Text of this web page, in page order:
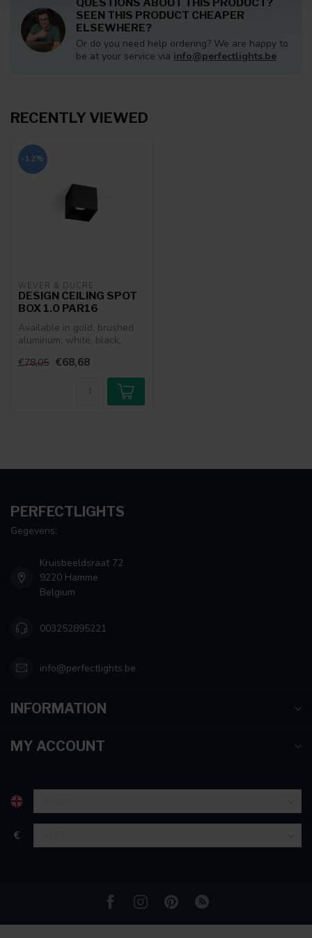
personaliseren, om functies voor social media te bieden
en om ons websiteverkeer te analyseren. Ook delen we
informatie over uw gebruik van onze site met onze
partners voor social media, adverteren en analyse. Deze
verzameld op basis van uw gebruik van hun services.
SEEN THIS PRODUCT CHEAPER
ELSEWHERE?
Or do you need help ordering? We are happy to
be at your service via info@perfectlights.be
RECENTLY VIEWED
-12%
WEVER & DUCRÉ
DESIGN CEILING SPOT
BOX 1.0 PAR16
Available in gold, brushed
aluminum, white, black,
€78,05 €68,68
PERFECTLIGHTS
Gegevens:
Kruisbeeldsraat 72
9220 Hamme
Belgium
003252895221
info@perfectlights.be
INFORMATION
MY ACCOUNT
€